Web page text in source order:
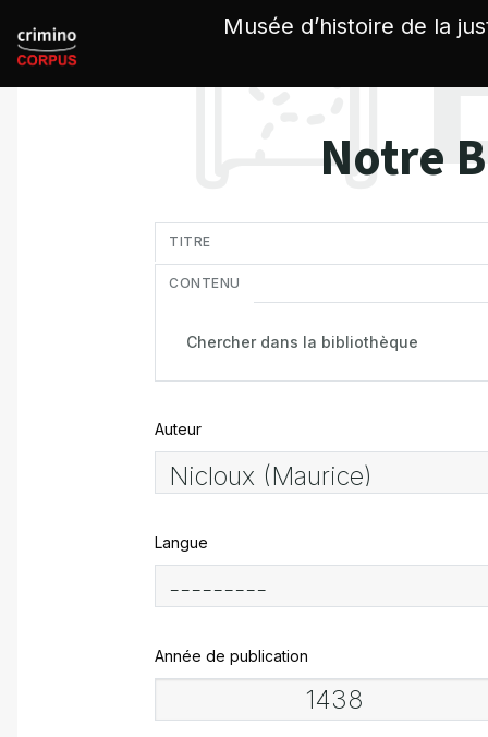
Musée d’histoire de la
Notre
TITRE
CONTENU
Auteur
Langue
Année de publication
Panneau de gestion des cookies